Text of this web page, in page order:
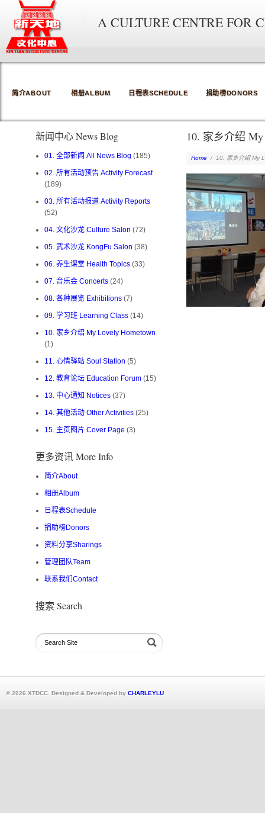
A CULTURE CENTRE FOR
简介ABOUT 相册ALBUM 日程表SCHEDULE 捐助榜DONORS
新闻中心 News Blog
01. 全部新闻 All News Blog (185)
02. 所有活动预告 Activity Forecast
(189)
03. 所有活动报道 Activity Reports
(52)
04. 文化沙龙 Culture Salon (72)
05. 武术沙龙 KongFu Salon (38)
06. 养生课堂 Health Topics (33)
07. 音乐会 Concerts (24)
08. 各种展览 Exhibitions (7)
09. 学习班 Learning Class (14)
10. 家乡介绍 My Lovely Hometown
(1)
11. 心情驿站 Soul Station (5)
12. 教育论坛 Education Forum (15)
13. 中心通知 Notices (37)
14. 其他活动 Other Activities (25)
15. 主页图片 Cover Page (3)
更多资讯 More Info
简介About
相册Album
日程表Schedule
捐助榜Donors
资料分享Sharings
管理团队Team
联系我们Contact
搜索 Search
10. 家乡介绍
Home / 10. 家乡介绍 My
© 2026 XTDCC. Designed & Developed by CHARLEYLU